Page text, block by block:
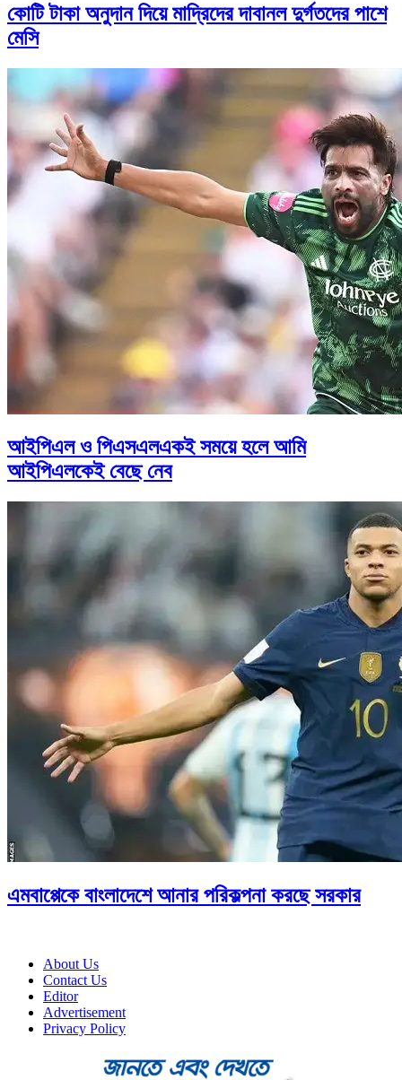
কোটি টাকা অনুদান দিয়ে মাদ্রিদের দাবানল দুর্গতদের পাশে
মেসি
আইপিএল ও পিএসএলএকই সময়ে হলে আমি
আইপিএলকেই বেছে নেব
এমবাপ্পেকে বাংলাদেশে আনার পরিকল্পনা করছে সরকার
About Us
Contact Us
Editor
Advertisement
Privacy Policy